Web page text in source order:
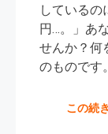
している
円…。」あ
せんか？何
のものです
この続